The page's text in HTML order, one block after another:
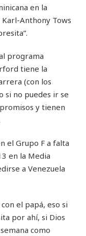
en la
Anthony Tows
programa
tiene la
(con los
si no puedes ir se
y tienen
el Grupo F a falta
en la Media
a Venezuela
el papá, eso si
por ahí, si Dios
como